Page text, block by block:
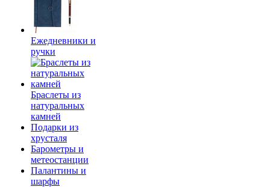
Ежедневники и
ручки
Браслеты из
натуральных
камней
Подарки из
хрусталя
Барометры и
метеостанции
Палантины и
шарфы